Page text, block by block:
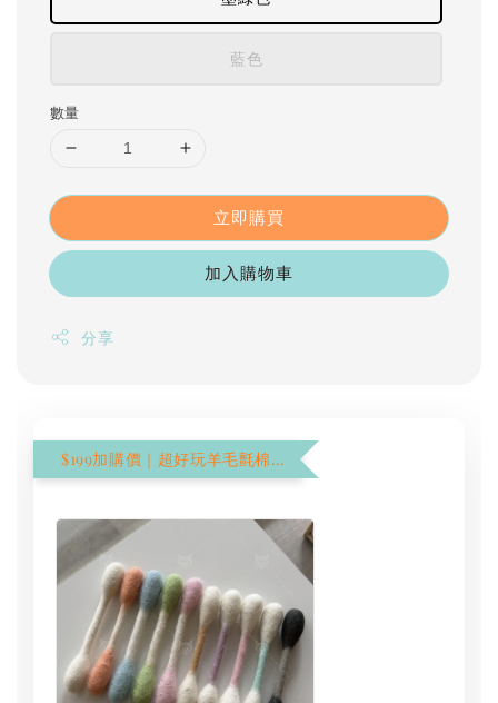
藍色
數量
立即購買
加入購物車
分享
$199加購價｜超好玩羊毛氈棉花棒